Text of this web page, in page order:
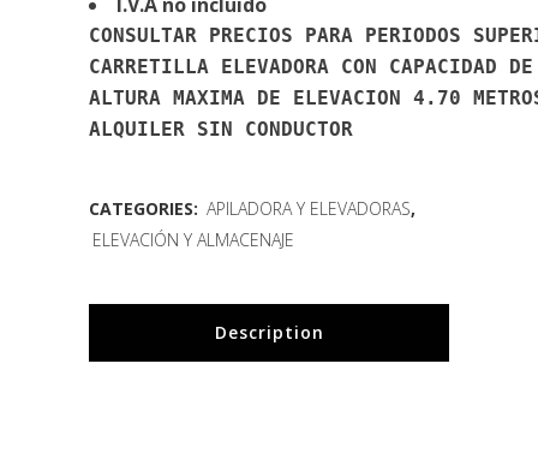
CONSULTAR PRECIOS PARA PERIODOS
CARRETILLA ELEVADORA CON CAPACIDAD
ALTURA MAXIMA DE ELEVACION 4.70
ALQUILER SIN CONDUCTOR
CATEGORIES: APILADORA Y ELEVADORAS,
ELEVACIÓN Y ALMACENAJE
Description